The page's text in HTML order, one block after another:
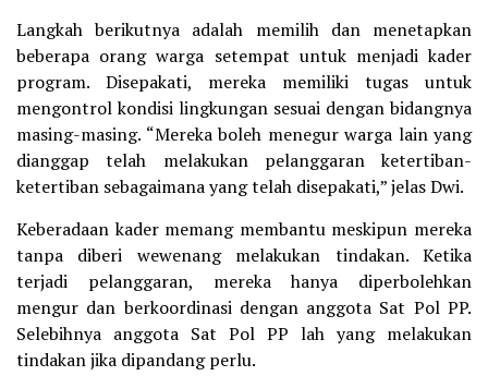
Langkah berikutnya adalah memilih dan menetapkan
beberapa orang warga setempat untuk menjadi kader
program. Disepakati, mereka memiliki tugas untuk
mengontrol kondisi lingkungan sesuai dengan bidangnya
masing-masing. “Mereka boleh menegur warga lain yang
dianggap telah melakukan pelanggaran ketertiban-
ketertiban sebagaimana yang telah disepakati,” jelas Dwi.
Keberadaan kader memang membantu meskipun mereka
tanpa diberi wewenang melakukan tindakan. Ketika
terjadi pelanggaran, mereka hanya diperbolehkan
mengur dan berkoordinasi dengan anggota Sat Pol PP.
Selebihnya anggota Sat Pol PP lah yang melakukan
tindakan jika dipandang perlu.